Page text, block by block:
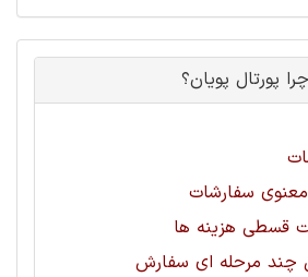
چرا پورتال پویان؟
سفارشات
قسطی هزینه ها
چند مرحله ای سفارش